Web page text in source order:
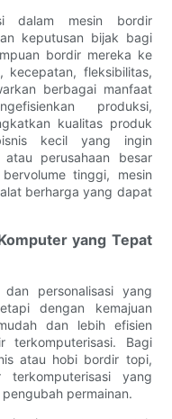
dalam mesin bordir
keputusan bijak bagi
bordir mereka ke
kecepatan, fleksibilitas,
berbagai manfaat
produksi,
kualitas produk
kecil yang ingin
perusahaan besar
tinggi, mesin
berharga yang dapat
yang Tepat
personalisasi yang
dengan kemajuan
dan lebih efisien
terkomputerisasi. Bagi
atau hobi bordir topi,
yang
permainan.